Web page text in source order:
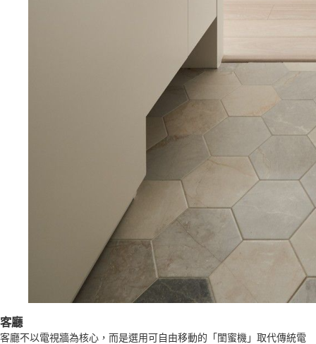
客廳
客廳不以電視牆為核心，而是選用可自由移動的「閨蜜機」取代傳統電